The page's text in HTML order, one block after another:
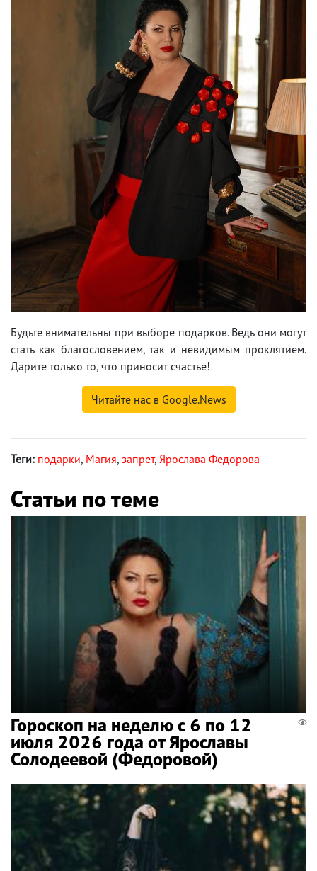
Будьте внимательны при выборе подарков. Ведь они могут
стать как благословением, так и невидимым проклятием.
Дарите только то, что приносит счастье!
Читайте нас в Google.News
Теги: подарки, Магия, запрет, Ярослава Федорова
Статьи по теме
Гороскоп на неделю с 6 по 12
июля 2026 года от Ярославы
Солодеевой (Федоровой)